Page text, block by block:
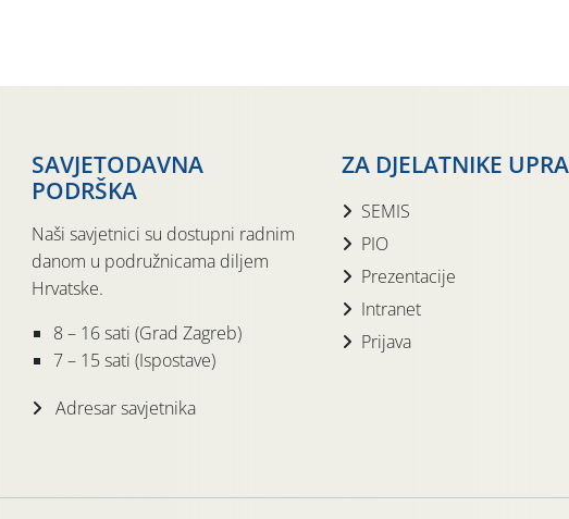
SAVJETODAVNA
PODRŠKA
Naši savjetnici su dostupni radnim
danom u podružnicama diljem
Hrvatske.
8 – 16 sati (Grad Zagreb)
7 – 15 sati (Ispostave)
Adresar savjetnika
ZA DJELATNIKE
SEMIS
PIO
Prezentacije
Intranet
Prijava